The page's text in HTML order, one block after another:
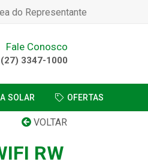
do Representante
Fale Conosco
(27) 3347-1000
SOLAR OFERTAS
VOLTAR
RW